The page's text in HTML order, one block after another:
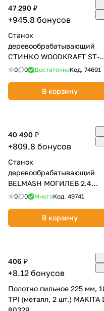
47 290 ₽
+945.8 бонусов
Станок
деревообрабатывающий
СТИНКО WOODKRAFT ST-
2500
0 0 ДостаточноКод. 74691
В корзину
40 490 ₽
+809.8 бонусов
Станок
деревообрабатывающий
BELMASH МОГИЛЕВ 2.4
БЕЛМАШ S005A
0 0 МногоКод. 49741
В корзину
406 ₽
+8.12 бонусов
Полотно пильное 225 мм,
TPI (металл, 2 шт.) MAKITA
об оплате Плайтом
недели
8 800